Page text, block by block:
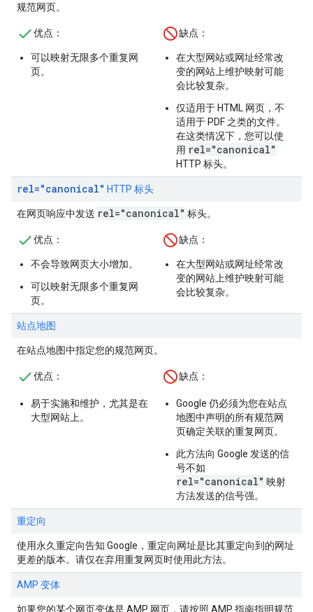
规范网页。
优点：
可以映射无限多个重复网
页。
缺点：
在大型网站或网址经常改
变的网站上维护映射可能
会比较复杂。
仅适用于 HTML 网页，不
适用于 PDF 之类的文件。
在这类情况下，您可以使
用 rel="canonical"
HTTP 标头。
rel="canonical" HTTP 标头
在网页响应中发送 rel="canonical" 标头。
优点：
不会导致网页大小增加。
可以映射无限多个重复网
页。
缺点：
在大型网站或网址经常改
变的网站上维护映射可能
会比较复杂。
站点地图
在站点地图中指定您的规范网页。
优点 ：
易于实施和维护，尤其是在
大型网站上。
缺点 ：
Google 仍必须为您在站点
地图中声明的所有规范网
页确定关联的重复网页。
此方法向 Google 发送的信
号不如
rel="canonical" 映射
方法发送的信号强。
重定向
使用永久重定向告知 Google，重定向网址是比其重定向到的网址
更差的版本。请仅在弃用重复网页时使用此方法。
AMP 变体
如果您的某个网页变体是 AMP 网页，请按照 AMP 指南指明规范